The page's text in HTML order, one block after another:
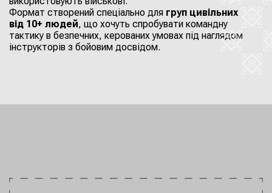
Формат створений спеціально для груп цивільних
від 10+ людей, що хочуть спробувати командну
тактику в безпечних, керованих умовах під наглядом
інструкторів з бойовим досвідом.